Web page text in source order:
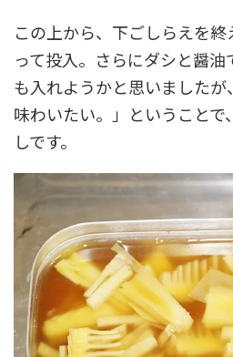
この上から、下ごしらえを
って投入。さらにダシと醤
も入れようかと思いました
味わいたい。」ということ
しです。